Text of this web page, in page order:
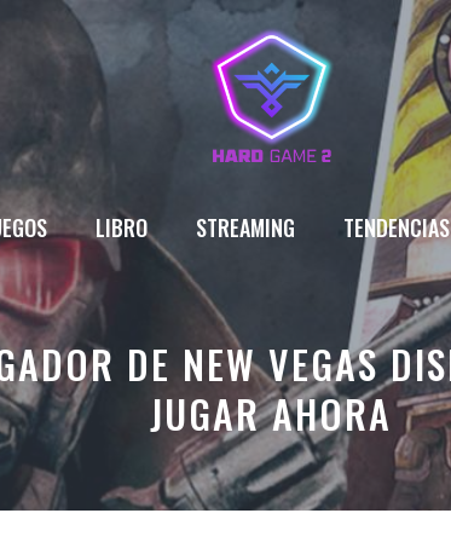
LIBRO STREAMING TENDENCIAS
DE NEW VEGAS
JUGAR AHORA